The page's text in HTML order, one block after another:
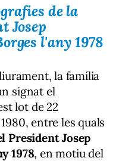
de la
Josep
l'any 1978
la família
signat el
lot de 22
entre les quals
President Josep
1978, en motiu del